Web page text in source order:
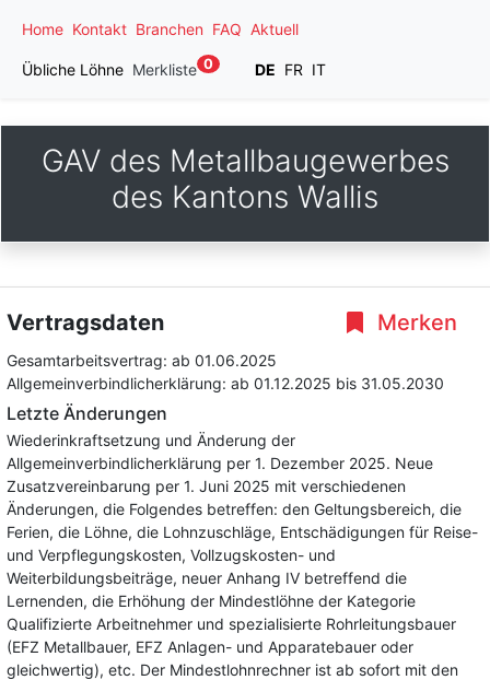
Home Kontakt Branchen FAQ Aktuell
Übliche Löhne Merkliste 0 DE FR IT
GAV des Metallbaugewerbes
des Kantons Wallis
Merken
Vertragsdaten
Gesamtarbeitsvertrag: ab 01.06.2025
Allgemeinverbindlicherklärung: ab 01.12.2025 bis 31.05.2030
Letzte Änderungen
Wiederinkraftsetzung und Änderung der
Allgemeinverbindlicherklärung per 1. Dezember 2025. Neue
Zusatzvereinbarung per 1. Juni 2025 mit verschiedenen
Änderungen, die Folgendes betreffen: den Geltungsbereich, die
Ferien, die Löhne, die Lohnzuschläge, Entschädigungen für Reise-
und Verpflegungskosten, Vollzugskosten- und
Weiterbildungsbeiträge, neuer Anhang IV betreffend die
Lernenden, die Erhöhung der Mindestlöhne der Kategorie
Qualifizierte Arbeitnehmer und spezialisierte Rohrleitungsbauer
(EFZ Metallbauer, EFZ Anlagen- und Apparatebauer oder
gleichwertig), etc. Der Mindestlohnrechner ist ab sofort mit den